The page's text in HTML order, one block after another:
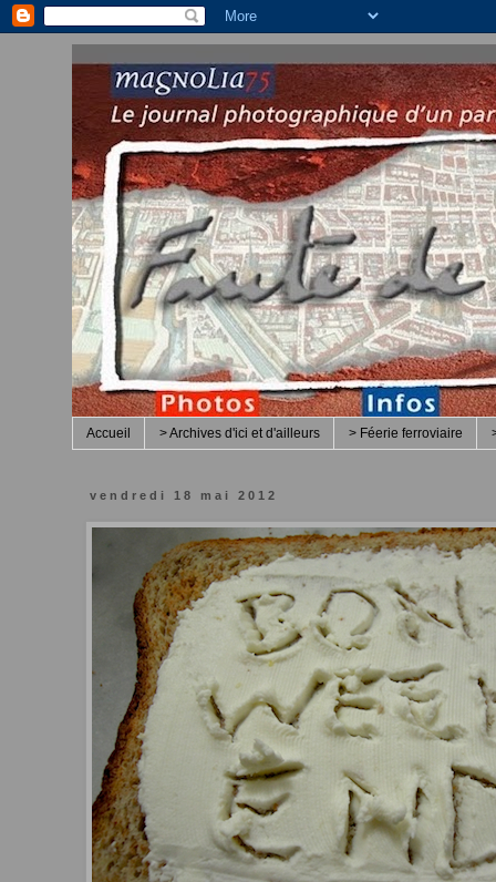
Accueil > Archives d'ici et d'ailleurs > Féerie ferroviaire
vendredi 18 mai 2012